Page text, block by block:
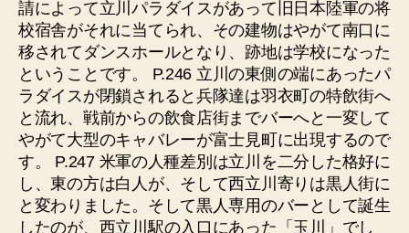
請によって立川パラダイスがあって旧日本陸軍の将
校宿舎がそれに当てられ、その建物はやがて南口に
移されてダンスホールとなり、跡地は学校になった
ということです。
P.246 立川の東側の端にあったパ
ラダイスが閉鎖されると兵隊達は羽衣町の特飲街へ
と流れ、戦前からの飲食店街までバーへと一変して
やがて大型のキャバレーが富士見町に出現するので
す。 P.247 米軍の人種差別は立川を二分した格好に
し、東の方は白人が、そして西立川寄りは黒人街に
と変わりました。そして黒人専用のバーとして誕生
したのが、西立川駅の入口にあった「玉川」でし